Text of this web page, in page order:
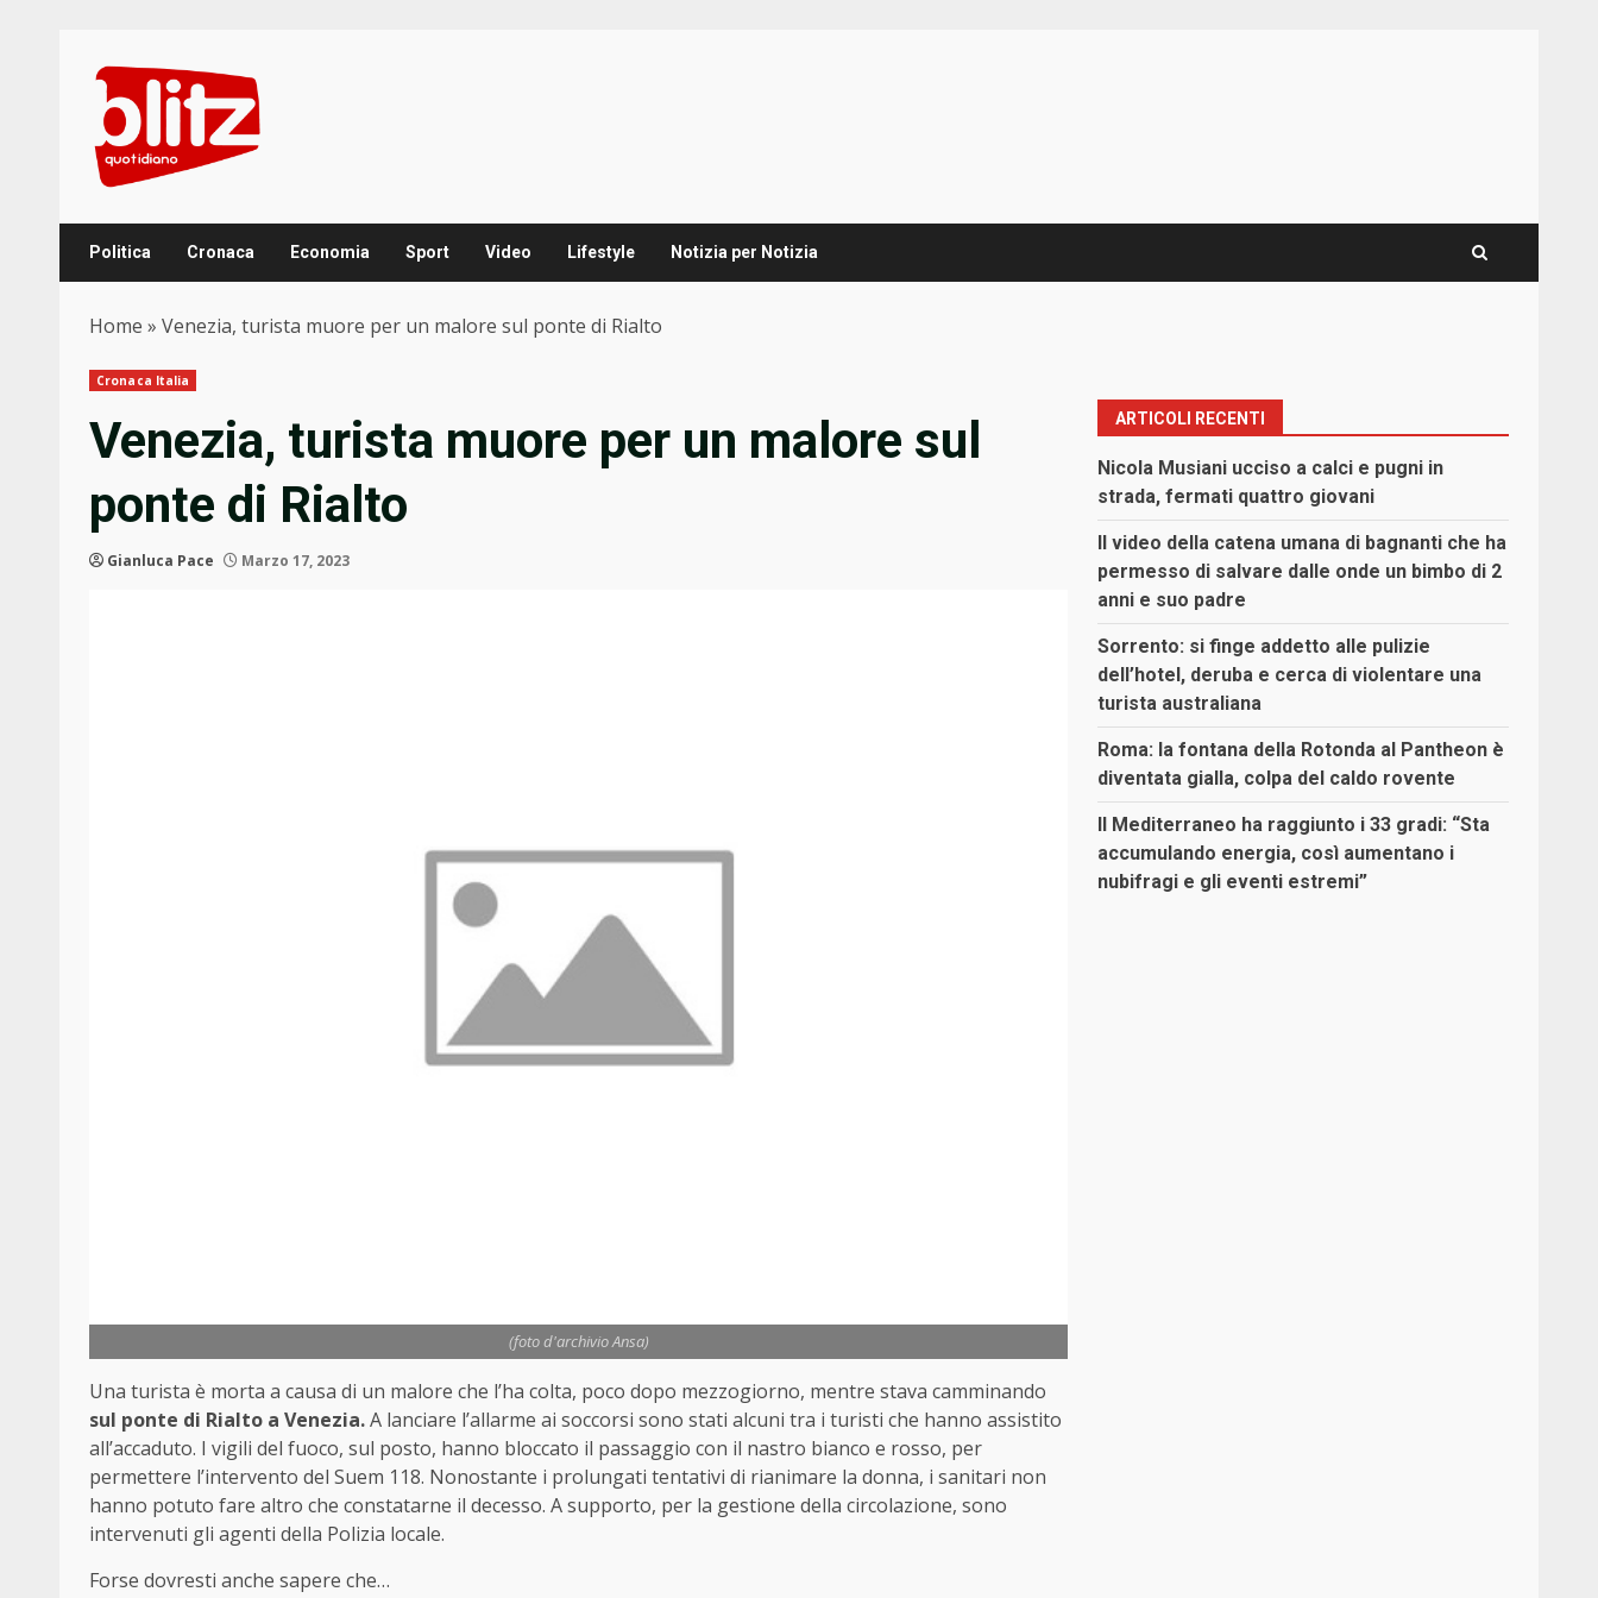
content
Politica Cronaca Economia Sport Video Lifestyle Notizia per Notizia
Home » Venezia, turista muore per un malore sul ponte di Rialto
Cronaca Italia
Venezia, turista muore per un malore sul
ponte di Rialto
Gianluca Pace Marzo 17, 2023
(foto d'archivio Ansa)
Una turista è morta a causa di un malore che l’ha colta, poco dopo mezzogiorno, mentre stava camminando
sul ponte di Rialto a Venezia.A lanciare l’allarme ai soccorsi sono stati alcuni tra i turisti che hanno assistito
all’accaduto. I vigili del fuoco, sul posto, hanno bloccato il passaggio con il nastro bianco e rosso, per
permettere l’intervento del Suem 118. Nonostante i prolungati tentativi di rianimare la donna, i sanitari non
hanno potuto fare altro che constatarne il decesso. A supporto, per la gestione della circolazione, sono
intervenuti gli agenti della Polizia locale.
Forse dovresti anche sapere che…
ARTICOLI RECENTI
Nicola Musiani ucciso a calci e pugni in
strada, fermati quattro giovani
Il video della catena umana di bagnanti che ha
permesso di salvare dalle onde un bimbo di 2
anni e suo padre
Sorrento: si finge addetto alle pulizie
dell’hotel, deruba e cerca di violentare una
turista australiana
Roma: la fontana della Rotonda al Pantheon è
diventata gialla, colpa del caldo rovente
Il Mediterraneo ha raggiunto i 33 gradi: “Sta
accumulando energia, così aumentano i
nubifragi e gli eventi estremi”